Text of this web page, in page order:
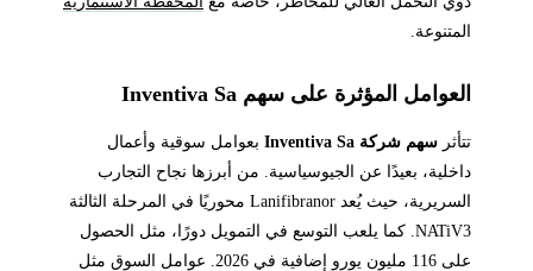
المتنوعة.
العوامل المؤثرة على سهم Inventiva Sa
تتأثر سهم شركة Inventiva Sa
بعوامل سوقية وأعمال
داخلية، بعيدًا عن الجيوسياسية. من أبرزها نجاح التجارب
السريرية، حيث يُعد Lanifibranor محوريًا في المرحلة الثالثة
NATiV3. كما يلعب التوسع في التمويل دورًا، مثل الحصول
على 116 مليون يورو إضافية في 2026. عوامل السوق مثل